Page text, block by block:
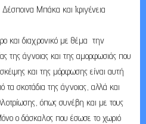
Μπάκα και Ιφιγένεια
διαχρονικό με θέμα την
της άγνοιας και της αμορφωσιάς που
και της μόρφωσης είναι αυτή
σκοτάδια της άγνοιας, αλλά και
όπως συνέβη και με τους
ο δάσκαλος που έσωσε το χωριό